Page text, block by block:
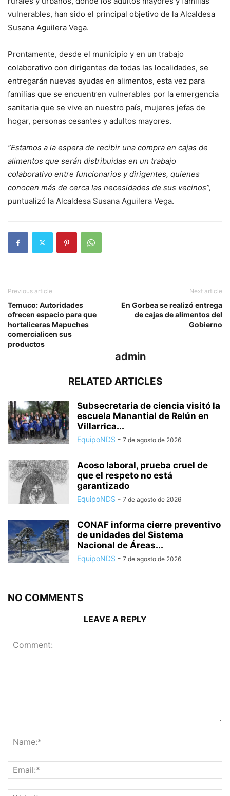
vulnerables, han sido el principal objetivo de la Alcaldesa
Susana Aguilera Vega.
Prontamente, desde el municipio y en un trabajo
colaborativo con dirigentes de todas las localidades, se
entregarán nuevas ayudas en alimentos, esta vez para
familias que se encuentren vulnerables por la emergencia
sanitaria que se vive en nuestro país, mujeres jefas de
hogar, personas cesantes y adultos mayores.
”Estamos a la espera de recibir una compra en cajas de
alimentos que serán distribuidas en un trabajo
colaborativo entre funcionarios y dirigentes, quienes
conocen más de cerca las necesidades de sus vecinos”,
puntualizó la Alcaldesa Susana Aguilera Vega.
Previous article
Temuco: Autoridades
ofrecen espacio para que
hortaliceras Mapuches
comercialicen sus
productos
Next article
En Gorbea se realizó entrega
de cajas de alimentos del
Gobierno
admin
RELATED ARTICLES
Subsecretaria de ciencia visitó la
escuela Manantial de Relún en
Villarrica...
EquipoNDS - 7 de agosto de 2026
Acoso laboral, prueba cruel de
que el respeto no está
garantizado
EquipoNDS - 7 de agosto de 2026
CONAF informa cierre preventivo
de unidades del Sistema
Nacional de Áreas...
EquipoNDS - 7 de agosto de 2026
NO COMMENTS
LEAVE A REPLY